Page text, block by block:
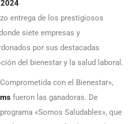
entrega de los prestigiosos
siete empresas y
por sus destacadas
del bienestar y la salud laboral.
con el Bienestar»,
fueron las ganadoras. De
«Somos Saludables», que